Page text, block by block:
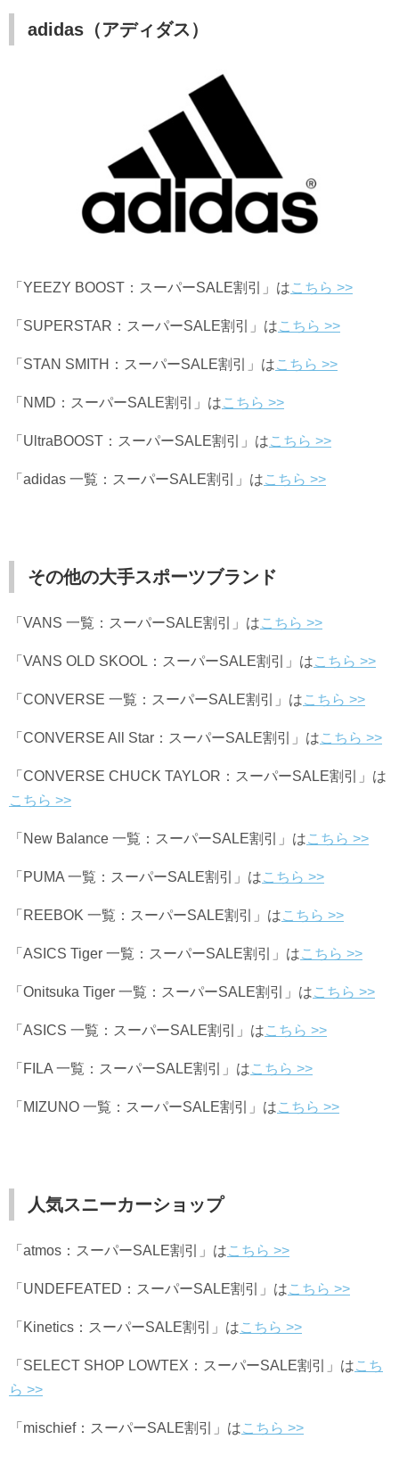
adidas（アディダス）
「YEEZY BOOST：スーパーSALE割引」はこちら >>
「SUPERSTAR：スーパーSALE割引」はこちら >>
「STAN SMITH：スーパーSALE割引」はこちら >>
「NMD：スーパーSALE割引」はこちら >>
「UltraBOOST：スーパーSALE割引」はこちら >>
「adidas 一覧：スーパーSALE割引」はこちら >>
その他の大手スポーツブランド
「VANS 一覧：スーパーSALE割引」はこちら >>
「VANS OLD SKOOL：スーパーSALE割引」はこちら >>
「CONVERSE 一覧：スーパーSALE割引」はこちら >>
「CONVERSE All Star：スーパーSALE割引」はこちら >>
「CONVERSE CHUCK TAYLOR：スーパーSALE割引」は
こちら >>
「New Balance 一覧：スーパーSALE割引」はこちら >>
「PUMA 一覧：スーパーSALE割引」はこちら >>
「REEBOK 一覧：スーパーSALE割引」はこちら >>
「ASICS Tiger 一覧：スーパーSALE割引」はこちら >>
「Onitsuka Tiger 一覧：スーパーSALE割引」はこちら >>
「ASICS 一覧：スーパーSALE割引」はこちら >>
「FILA 一覧：スーパーSALE割引」はこちら >>
「MIZUNO 一覧：スーパーSALE割引」はこちら >>
人気スニーカーショップ
「atmos：スーパーSALE割引」はこちら >>
「UNDEFEATED：スーパーSALE割引」はこちら >>
「Kinetics：スーパーSALE割引」はこちら >>
「SELECT SHOP LOWTEX：スーパーSALE割引」はこち
ら >>
「mischief：スーパーSALE割引」はこちら >>